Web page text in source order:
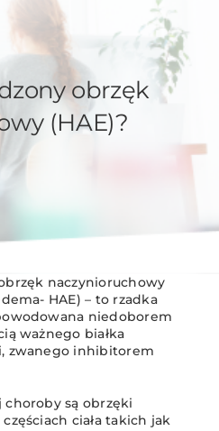
obrzęk
(HAE)?
naczynioruchowy
HAE) – to rzadka
niedoborem
ważnego białka
zwanego inhibitorem
są obrzęki
ciała takich jak